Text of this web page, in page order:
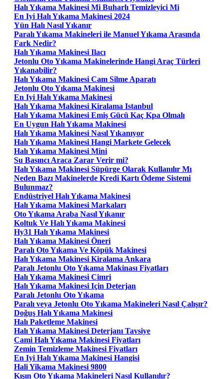
Halı Yıkama Makinesi Mi Buharlı Temizleyici Mi
En Iyi Halı Yıkama Makinesi 2024
Yün Halı Nasıl Yıkanır
Paralı Yıkama Makineleri ile Manuel Yıkama Arasında
Fark Nedir?
Halı Yıkama Makinesi Ilacı
Jetonlu Oto Yıkama Makinelerinde Hangi Araç Türleri
Yıkanabilir?
Halı Yıkama Makinesi Cam Silme Aparatı
Jetonlu Oto Yıkama Makinesi
En Iyi Halı Yıkama Makinesi
Halı Yıkama Makinesi Kiralama Istanbul
Halı Yıkama Makinesi Emiş Gücü Kaç Kpa Olmalı
En Uygun Halı Yıkama Makinesi
Halı Yıkama Makinesi Nasıl Yıkanıyor
Halı Yıkama Makinesi Hangi Markete Gelecek
Halı Yıkama Makinesi Mini
Su Basıncı Araca Zarar Verir mi?
Halı Yıkama Makinesi Süpürge Olarak Kullanılır Mı
Neden Bazı Makinelerde Kredi Kartı Ödeme Sistemi
Bulunmaz?
Endüstriyel Halı Yıkama Makinesi
Halı Yıkama Makinesi Markaları
Oto Yıkama Araba Nasıl Yıkanır
Koltuk Ve Halı Yıkama Makinesi
Hy31 Halı Yıkama Makinesi
Halı Yıkama Makinesi Öneri
Paralı Oto Yıkama Ve Köpük Makinesi
Halı Yıkama Makinesi Kiralama Ankara
Paralı Jetonlu Oto Yıkama Makinası Fiyatları
Halı Yıkama Makinesi Cimri
Halı Yıkama Makinesi Için Deterjan
Paralı Jetonlu Oto Yıkama
Paralı veya Jetonlu Oto Yıkama Makineleri Nasıl Çalışır?
Doğuş Halı Yıkama Makinesi
Halı Paketleme Makinesi
Halı Yıkama Makinesi Deterjanı Tavsiye
Cami Halı Yıkama Makinesi Fiyatları
Zemin Temizleme Makinesi Fiyatları
En Iyi Halı Yıkama Makinesi Hangisi
Hali Yikama Makinesi 9800
Kışın Oto Yıkama Makineleri Nasıl Kullanılır?